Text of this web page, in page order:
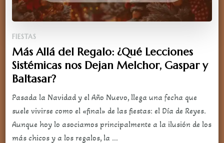
FIESTAS
Más Allá del Regalo: ¿Qué Lecciones
Sistémicas nos Dejan Melchor, Gaspar y
Baltasar?
Pasada la Navidad y el Año Nuevo, llega una fecha que
suele vivirse como el «final» de las fiestas: el Día de Reyes.
Aunque hoy lo asociamos principalmente a la ilusión de los
más chicos y a los regalos, la …